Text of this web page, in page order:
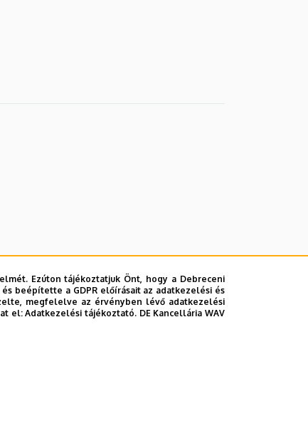
Ezúton tájékoztatjuk Önt, hogy a Debreceni
beépítette a GDPR előírásait az adatkezelési és
megfelelve az érvényben lévő adatkezelési
el:Adatkezelési tájékoztató. DE Kancellária WAV